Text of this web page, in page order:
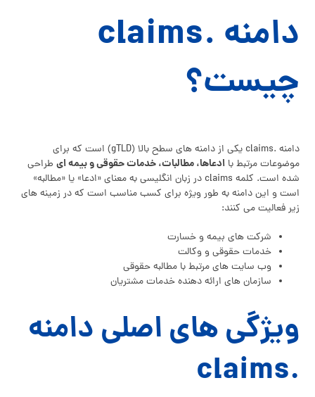
دامنه .claims
چیست؟
دامنه .claims یکی از دامنه‌ های سطح بالا (gTLD) است که برای
موضوعات مرتبط باادعاها، مطالبات، خدمات حقوقی و بیمه‌ ای طراحی
شده است. کلمه claims در زبان انگلیسی به معنای «ادعا» یا «مطالبه»
است و این دامنه به‌ طور ویژه برای کسب‌ مناسب است که در زمینه‌ های
زیر فعالیت می‌ کنند:
شرکت‌ های بیمه و خسارت
خدمات حقوقی و وکالت
وب‌ سایت‌ های مرتبط با مطالبه حقوقی
سازمان‌ های ارائه‌ دهنده خدمات مشتریان
ویژگی‌ های اصلی دامنه
.claims